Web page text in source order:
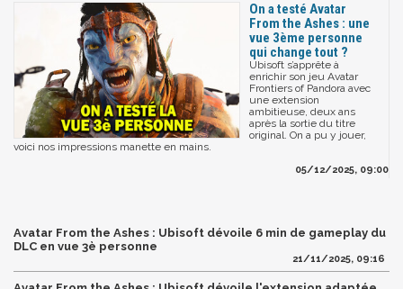
On a testé Avatar
From the Ashes : une
vue 3ème personne
qui change tout ?
Ubisoft s’apprête à
enrichir son jeu Avatar
Frontiers of Pandora avec
une extension
ambitieuse, deux ans
après la sortie du titre
original. On a pu y jouer,
voici nos impressions manette en mains.
05/12/2025, 09:00
Avatar From the Ashes : Ubisoft dévoile 6 min de gameplay du
DLC en vue 3è personne
21/11/2025, 09:16